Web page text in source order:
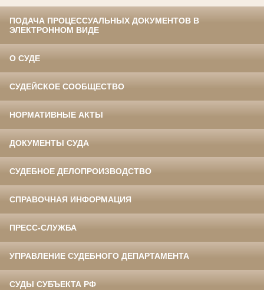
ПОДАЧА ПРОЦЕССУАЛЬНЫХ ДОКУМЕНТОВ В
ЭЛЕКТРОННОМ ВИДЕ
О СУДЕ
СУДЕЙСКОЕ СООБЩЕСТВО
НОРМАТИВНЫЕ АКТЫ
ДОКУМЕНТЫ СУДА
СУДЕБНОЕ ДЕЛОПРОИЗВОДСТВО
СПРАВОЧНАЯ ИНФОРМАЦИЯ
ПРЕСС-СЛУЖБА
УПРАВЛЕНИЕ СУДЕБНОГО ДЕПАРТАМЕНТА
СУДЫ СУБЪЕКТА РФ